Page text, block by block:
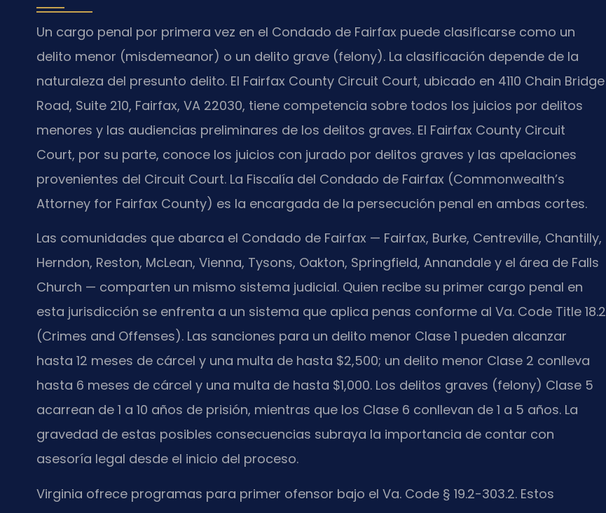
Un cargo penal por primera vez en el Condado de Fairfax puede clasificarse como un
delito menor (misdemeanor) o un delito grave (felony). La clasificación depende de la
naturaleza del presunto delito. El Fairfax County Circuit Court, ubicado en 4110 Chain Bridge
Road, Suite 210, Fairfax, VA 22030, tiene competencia sobre todos los juicios por delitos
menores y las audiencias preliminares de los delitos graves. El Fairfax County Circuit
Court, por su parte, conoce los juicios con jurado por delitos graves y las apelaciones
provenientes del Circuit Court. La Fiscalía del Condado de Fairfax (Commonwealth’s
Attorney for Fairfax County) es la encargada de la persecución penal en ambas cortes.
Las comunidades que abarca el Condado de Fairfax — Fairfax, Burke, Centreville, Chantilly,
Herndon, Reston, McLean, Vienna, Tysons, Oakton, Springfield, Annandale y el área de Falls
Church — comparten un mismo sistema judicial. Quien recibe su primer cargo penal en
esta jurisdicción se enfrenta a un sistema que aplica penas conforme al Va. Code Title 18.2
(Crimes and Offenses). Las sanciones para un delito menor Clase 1 pueden alcanzar
hasta 12 meses de cárcel y una multa de hasta $2,500; un delito menor Clase 2 conlleva
hasta 6 meses de cárcel y una multa de hasta $1,000. Los delitos graves (felony) Clase 5
acarrean de 1 a 10 años de prisión, mientras que los Clase 6 conllevan de 1 a 5 años. La
gravedad de estas posibles consecuencias subraya la importancia de contar con
asesoría legal desde el inicio del proceso.
Virginia ofrece programas para primer ofensor bajo el Va. Code § 19.2-303.2. Estos